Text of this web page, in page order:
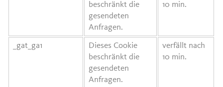
beschränkt die
gesendeten
Anfragen.
10 min.
_gat_ga1
Dieses Cookie
beschränkt die
gesendeten
Anfragen.
verfällt nach
10 min.